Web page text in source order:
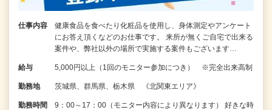
仕事内容
健康食品を食べたり化粧品を使用し、身体測定やアンケート
にお答え頂くなどのお仕事です。 来所が無くご自宅で出来る
案件や、弊社以外の場所で実施する案件もございます…
給与 5,000円以上（1回のモニター参加につき） ※完全出来高制
勤務地 茨城県、群馬県、栃木県 《北関東エリア》
勤務時間
9：00～17：00（モニター内容により異なります） 好きな時